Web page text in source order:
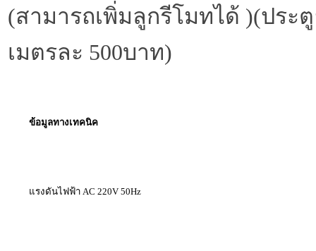
(สามารถเพิ่มลูกรีโมทได้ )(ประ
เมตรละ 500บาท)
ข้อมูลทางเทคนิค
แรงดันไฟฟ้า AC 220V 50Hz